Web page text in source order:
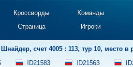
Кроссворды
Команды
Страница
Игроки
Шнайдер, счет 4005 : 113, тур 10, место в
ID21583 ID21563